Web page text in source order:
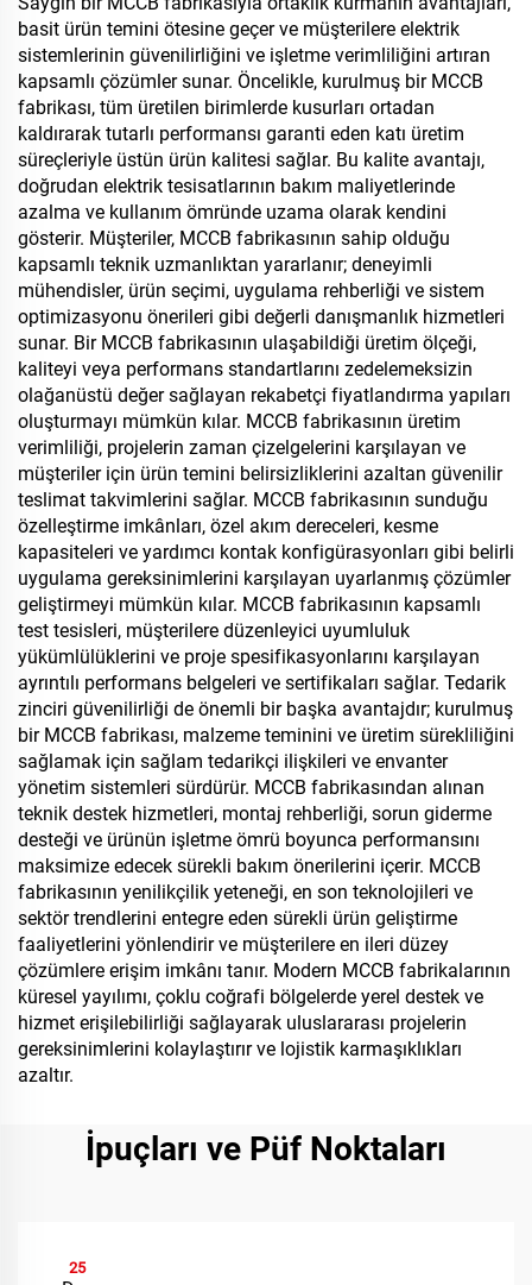
basit ürün temini ötesine geçer ve müşterilere elektrik
sistemlerinin güvenilirliğini ve işletme verimliliğini artıran
kapsamlı çözümler sunar. Öncelikle, kurulmuş bir MCCB
fabrikası, tüm üretilen birimlerde kusurları ortadan
kaldırarak tutarlı performansı garanti eden katı üretim
süreçleriyle üstün ürün kalitesi sağlar. Bu kalite avantajı,
doğrudan elektrik tesisatlarının bakım maliyetlerinde
azalma ve kullanım ömründe uzama olarak kendini
gösterir. Müşteriler, MCCB fabrikasının sahip olduğu
kapsamlı teknik uzmanlıktan yararlanır; deneyimli
mühendisler, ürün seçimi, uygulama rehberliği ve sistem
optimizasyonu önerileri gibi değerli danışmanlık hizmetleri
sunar. Bir MCCB fabrikasının ulaşabildiği üretim ölçeği,
kaliteyi veya performans standartlarını zedelemeksizin
olağanüstü değer sağlayan rekabetçi fiyatlandırma yapıları
oluşturmayı mümkün kılar. MCCB fabrikasının üretim
verimliliği, projelerin zaman çizelgelerini karşılayan ve
müşteriler için ürün temini belirsizliklerini azaltan güvenilir
teslimat takvimlerini sağlar. MCCB fabrikasının sunduğu
özelleştirme imkânları, özel akım dereceleri, kesme
kapasiteleri ve yardımcı kontak konfigürasyonları gibi belirli
uygulama gereksinimlerini karşılayan uyarlanmış çözümler
geliştirmeyi mümkün kılar. MCCB fabrikasının kapsamlı
test tesisleri, müşterilere düzenleyici uyumluluk
yükümlülüklerini ve proje spesifikasyonlarını karşılayan
ayrıntılı performans belgeleri ve sertifikaları sağlar. Tedarik
zinciri güvenilirliği de önemli bir başka avantajdır; kurulmuş
bir MCCB fabrikası, malzeme teminini ve üretim sürekliliğini
sağlamak için sağlam tedarikçi ilişkileri ve envanter
yönetim sistemleri sürdürür. MCCB fabrikasından alınan
teknik destek hizmetleri, montaj rehberliği, sorun giderme
desteği ve ürünün işletme ömrü boyunca performansını
maksimize edecek sürekli bakım önerilerini içerir. MCCB
fabrikasının yenilikçilik yeteneği, en son teknolojileri ve
sektör trendlerini entegre eden sürekli ürün geliştirme
faaliyetlerini yönlendirir ve müşterilere en ileri düzey
çözümlere erişim imkânı tanır. Modern MCCB fabrikalarının
küresel yayılımı, çoklu coğrafi bölgelerde yerel destek ve
hizmet erişilebilirliği sağlayarak uluslararası projelerin
gereksinimlerini kolaylaştırır ve lojistik karmaşıklıkları
azaltır.
İpuçları ve Püf Noktaları
25